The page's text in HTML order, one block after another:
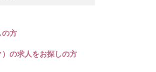
の方
の求人をお探しの方